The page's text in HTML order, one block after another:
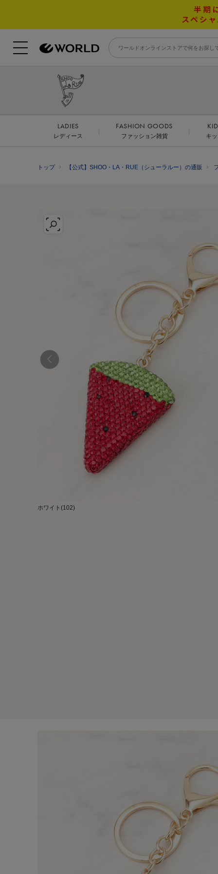
LADIES
レディース
FASHION GOODS
ファッション雑貨 キ
トップ 【公式】SHOO・LA・RUE（シューラルー）の通販
ホワイト(102)